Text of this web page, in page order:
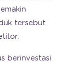
tersebut
berinvestasi